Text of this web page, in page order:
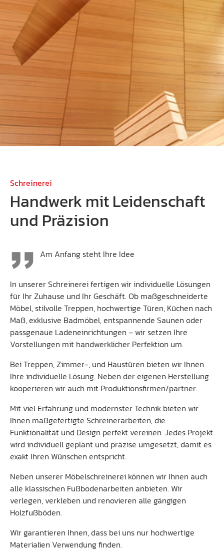
Schreinerei
Handwerk mit Leidenschaft
und Präzision
Am Anfang steht Ihre Idee
In unserer Schreinerei fertigen wir individuelle Lösungen
für Ihr Zuhause und Ihr Geschäft. Ob maßgeschneiderte
Möbel, stilvolle Treppen, hochwertige Türen, Küchen nach
Maß, exklusive Badmöbel, entspannende Saunen oder
passgenaue Ladeneinrichtungen – wir setzen Ihre
Vorstellungen mit handwerklicher Perfektion um.
Bei Treppen, Zimmer-, und Haustüren bieten wir Ihnen
Ihre individuelle Lösung. Neben der eigenen Herstellung
kooperieren wir auch mit Produktionsfirmen/partner.
Mit viel Erfahrung und modernster Technik bieten wir
Ihnen maßgefertigte Schreinerarbeiten, die
Funktionalität und Design perfekt vereinen. Jedes Projekt
wird individuell geplant und präzise umgesetzt, damit es
exakt Ihren Wünschen entspricht.
Neben unserer Möbelschreinerei können wir Ihnen auch
alle klassischen Fußbodenarbeiten anbieten. Wir
verlegen, verkleben und renovieren alle gängigen
Holzfußböden.
Wir garantieren Ihnen, dass bei uns nur hochwertige
Materialien Verwendung finden.